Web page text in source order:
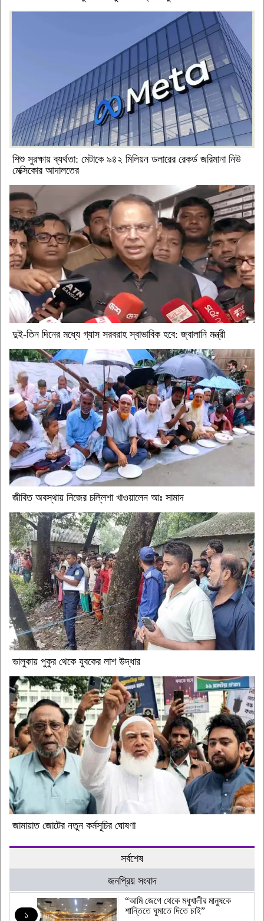
শিশু সুরক্ষায় ব্যর্থতা: মেটাকে ৯৪২ মিলিয়ন ডলারের রেকর্ড জরিমানা নিউ
মেক্সিকোর আদালতের
দুই-তিন দিনের মধ্যে গ্যাস সরবরাহ স্বাভাবিক হবে: জ্বালানি মন্ত্রী
জীবিত অবস্থায় নিজের চল্লিশা খাওয়ালেন আঃ সামাদ
ভালুকায় পুকুর থেকে যুবকের লাশ উদ্ধার
জামায়াত জোটের নতুন কর্মসূচির ঘোষণা
সর্বশেষ
জনপ্রিয় সংবাদ
১
“আমি জেগে থেকে মধুখালীর মানুষকে
শান্তিতে ঘুমাতে দিতে চাই”